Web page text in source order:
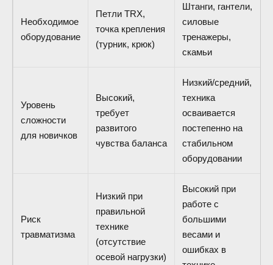
Необходимое
оборудование
Петли TRX,
точка крепления
(турник, крюк)
Штанги, гантели,
силовые
тренажеры,
скамьи
Уровень
сложности
для новичков
Высокий,
требует
развитого
чувства баланса
Низкий/средний,
техника
осваивается
постепенно на
стабильном
оборудовании
Риск
травматизма
Низкий при
правильной
технике
(отсутствие
осевой нагрузки)
Высокий при
работе с
большими
весами и
ошибках в